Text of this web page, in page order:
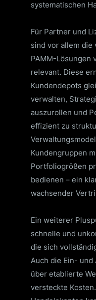
systematischen
Für Partner und
sind vor allem die
PAMM-Lösungen
relevant. Diese
Kundendepots
verwalten,
auszurollen und
effizient zu
Kundengruppen
Portfoliogrößen
bedienen – ein
wachsender
Ein weiterer
schnelle und
die sich
Auch die Ein-
über etablierte
versteckte